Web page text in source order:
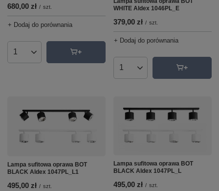
680,00 zł / szt.
+ Dodaj do porównania
Ilość produktów
WHITE Aldex 1046PL_E
379,00 zł / szt.
+ Dodaj do porównania
Ilość produktów
Lampa sufitowa oprawa BOT
BLACK Aldex 1047PL_L1
495,00 zł / szt.
Lampa sufitowa oprawa BOT
BLACK Aldex 1047PL_L
495,00 zł / szt.